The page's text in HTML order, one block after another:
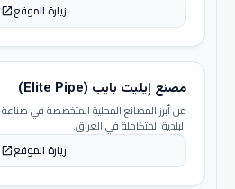
زيارة الموقعopen_in_new
مصنع إيليت بايب (Elite Pipe)
من أبرز المصانع المحلية المتخصصة في صناعة
البلدية المتكاملة في العراق.
زيارة الموقعopen_in_new